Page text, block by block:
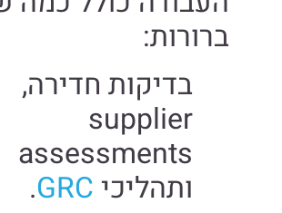
ברורות:
בדיקות חדירה,
supplier
assessments
ותהליכיGRC
.